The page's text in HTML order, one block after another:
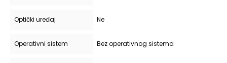
Optički uređaj Ne
Operativni sistem Bez operativnog sistema